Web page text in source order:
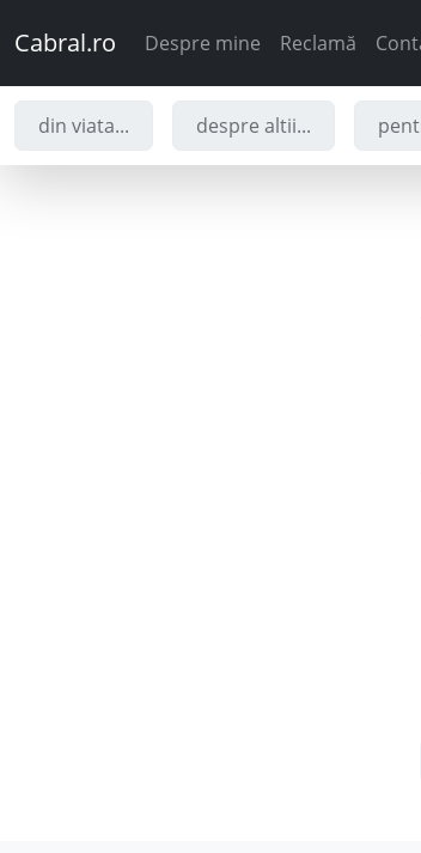
Cabral.ro Despre mine Reclamă
din viata... despre altii...